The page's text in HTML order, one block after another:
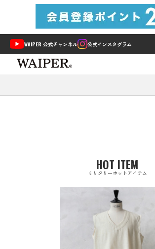
WAIPER 公式チャンネル 公式インスタグラム
HOT ITEM
ミリタリーホットアイテム